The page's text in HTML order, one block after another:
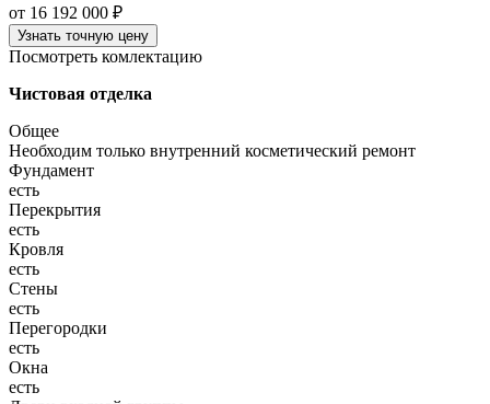
от 16 192 000 ₽
Узнать точную цену
Посмотреть комлектацию
Чистовая отделка
Общее
Необходим только внутренний косметический ремонт
Фундамент
есть
Перекрытия
есть
Кровля
есть
Стены
есть
Перегородки
есть
Окна
есть